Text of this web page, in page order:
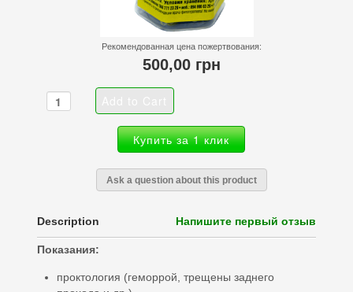
Рекомендованная цена пожертвования:
500,00 грн
Купить за 1 клик
Ask a question about this product
Description Напишите первый отзыв
Показания:
проктология (геморрой, трещены заднего